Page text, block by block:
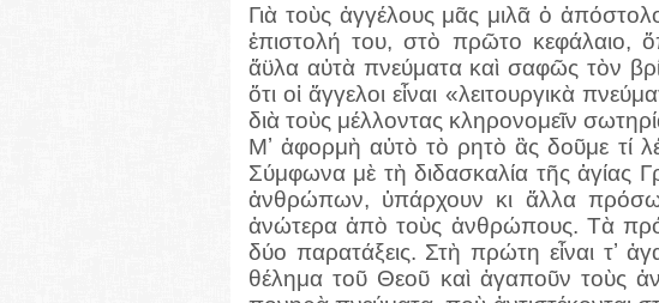
Γιὰ τοὺς ἀγγέλους μᾶς μιλᾶ ὁ
ἐπιστολή του, στὸ πρῶτο κεφάλαιο,
ἄϋλα αὐτὰ πνεύματα καὶ σαφῶς τὸν
ὅτι οἱ ἄγγελοι εἶναι «λειτουργικὰ
διὰ τοὺς μέλλοντας κληρονομεῖν
Μʼ ἀφορμὴ αὐτὸ τὸ ρητὸ ἂς δοῦμε τί
Σύμφωνα μὲ τὴ διδασκαλία τῆς ἁγίας
ἀνθρώπων, ὑπάρχουν κι ἄλλα
ἀνώτερα ἀπὸ τοὺς ἀνθρώπους. Τὰ
δύο παρατάξεις. Στὴ πρώτη εἶναι τʼ
θέλημα τοῦ Θεοῦ καὶ ἀγαποῦν τοὺς